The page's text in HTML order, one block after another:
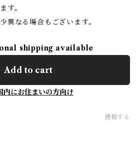
す。
異なる場合もございます。
shipping available
Add to cart
内にお住まいの方向け
通報する